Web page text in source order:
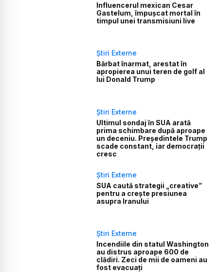
Influencerul mexican Cesar
Gastelum, împușcat mortal în
timpul unei transmisiuni live
Știri Externe
Bărbat înarmat, arestat în
apropierea unui teren de golf al
lui Donald Trump
Știri Externe
Ultimul sondaj în SUA arată
prima schimbare după aproape
un deceniu. Președintele Trump
scade constant, iar democrații
cresc
Știri Externe
SUA caută strategii „creative”
pentru a crește presiunea
asupra Iranului
Știri Externe
Incendiile din statul Washington
au distrus aproape 600 de
clădiri. Zeci de mii de oameni au
fost evacuați